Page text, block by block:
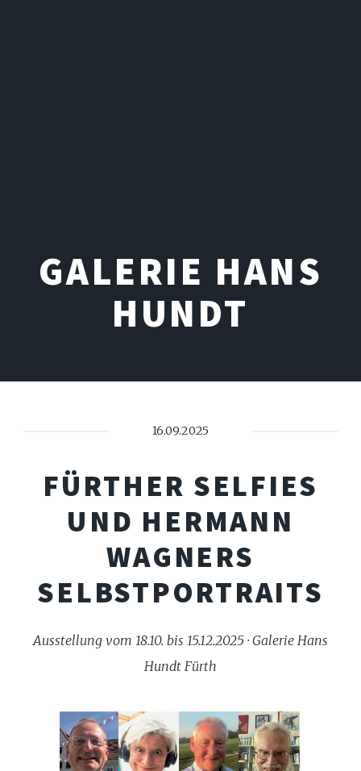
GALERIE HANS
HUNDT
16.09.2025
FÜRTHER SELFIES
UND HERMANN
WAGNERS
SELBSTPORTRAITS
Ausstellung vom 18.10. bis 15.12.2025 · Galerie Hans
Hundt Fürth